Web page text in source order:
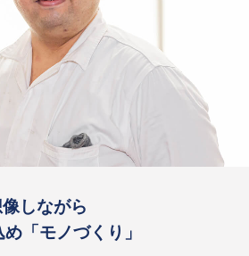
しながら
め 「モノづくり」